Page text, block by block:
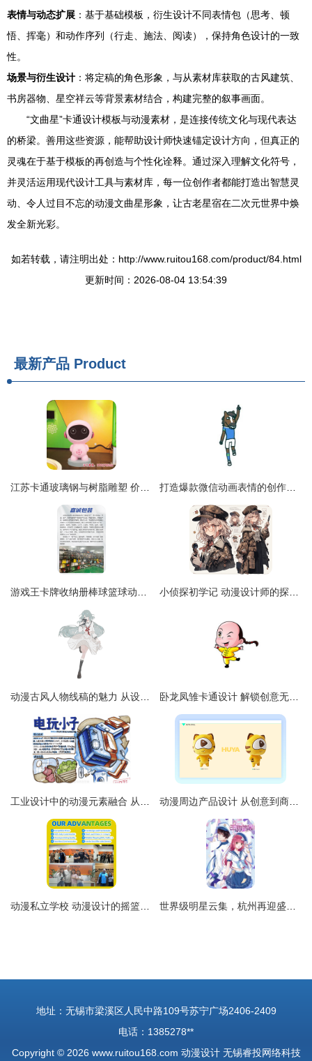
表情与动态扩展 ：基于基础模板，衍生设计不同表情包（思考、顿
悟、挥毫）和动作序列（行走、施法、阅读），保持角色设计的一致
性。
场景与衍生设计 ：将定稿的角色形象，与从素材库获取的古风建筑、
书房器物、星空祥云等背景素材结合，构建完整的叙事画面。
“文曲星”卡通设计模板与动漫素材，是连接传统文化与现代表达
的桥梁。善用这些资源，能帮助设计师快速锚定设计方向，但真正的
灵魂在于基于模板的再创造与个性化诠释。通过深入理解文化符号，
并灵活运用现代设计工具与素材库，每一位创作者都能打造出智慧灵
动、令人过目不忘的动漫文曲星形象，让古老星宿在二次元世界中焕
发全新光彩。
如若转载，请注明出处：http://www.ruitou168.com/product/84.html
更新时间：2026-08-04 13:54:39
最新产品 Product
地址：无锡市梁溪区人民中路109号苏宁广场2406-2409
电话：1385278**
Copyright © 2026 www.ruitou168.com 动漫设计 无锡睿投网络科技